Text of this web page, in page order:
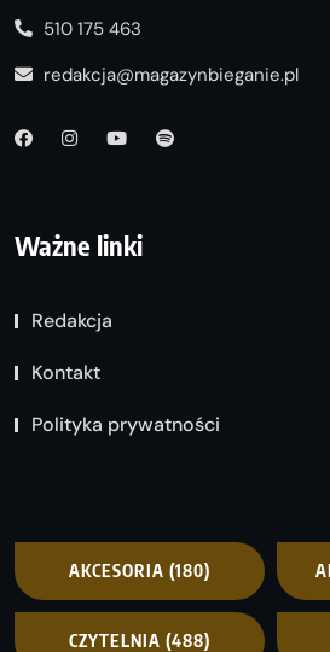
510 175 463
redakcja@magazynbieganie.pl
Ważne linki
Redakcja
Kontakt
Polityka prywatności
AKCESORIA (180)
CZYTELNIA (488)